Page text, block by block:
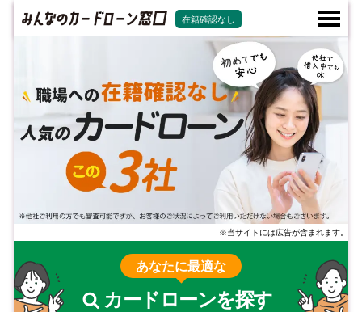
在籍確認なし
※当サイトには広告が含まれます。
あなたに最適な
カードローンを探す